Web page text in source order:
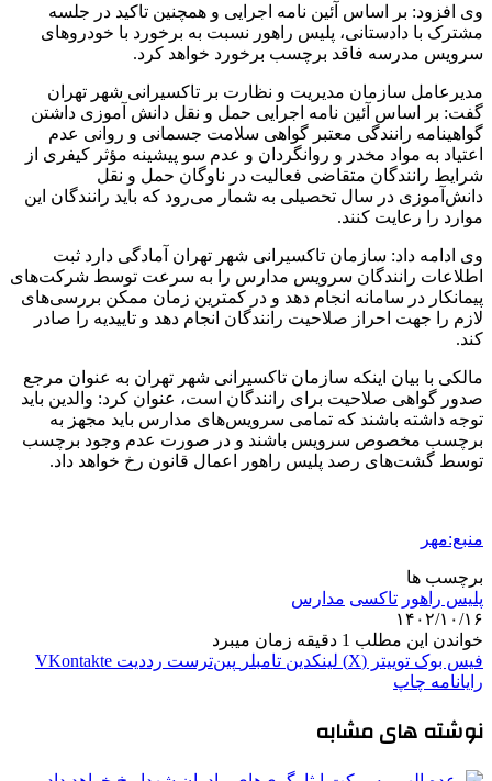
وی افزود: بر اساس آئین نامه اجرایی و همچنین تاکید در جلسه
مشترک با دادستانی، پلیس راهور نسبت به برخورد با خودروهای
سرویس مدرسه فاقد برچسب برخورد خواهد کرد.
مدیرعامل سازمان مدیریت و نظارت بر تاکسیرانی شهر تهران
گفت: بر اساس آئین نامه اجرایی حمل و نقل دانش آموزی داشتن
گواهینامه رانندگی معتبر گواهی سلامت جسمانی و روانی عدم
اعتیاد به مواد مخدر و روانگردان و عدم سو پیشینه مؤثر کیفری از
شرایط رانندگان متقاضی فعالیت در ناوگان حمل و نقل
دانش‌آموزی در سال تحصیلی به شمار می‌رود که باید رانندگان این
موارد را رعایت کنند.
وی ادامه داد: سازمان تاکسیرانی شهر تهران آمادگی دارد ثبت
اطلاعات رانندگان سرویس مدارس را به سرعت توسط شرکت‌های
پیمانکار در سامانه انجام دهد و در کمترین زمان ممکن بررسی‌های
لازم را جهت احراز صلاحیت رانندگان انجام دهد و تاییدیه را صادر
کند.
مالکی با بیان اینکه سازمان تاکسیرانی شهر تهران به عنوان مرجع
صدور گواهی صلاحیت برای رانندگان است، عنوان کرد: والدین باید
توجه داشته باشند که تمامی سرویس‌های مدارس باید مجهز به
برچسب مخصوص سرویس باشند و در صورت عدم وجود برچسب
توسط گشت‌های رصد پلیس راهور اعمال قانون رخ خواهد داد.
منبع:مهر
برچسب ها
پلیس راهور تاکسی مدارس
۱۴۰۲/۱۰/۱۶
خواندن این مطلب 1 دقیقه زمان میبرد
فیس بوک توییتر (X) لینکدین ‫تامبلر ‫پین‌ترست ‫رددیت ‫VKontakte
رایانامه چاپ
نوشته های مشابه